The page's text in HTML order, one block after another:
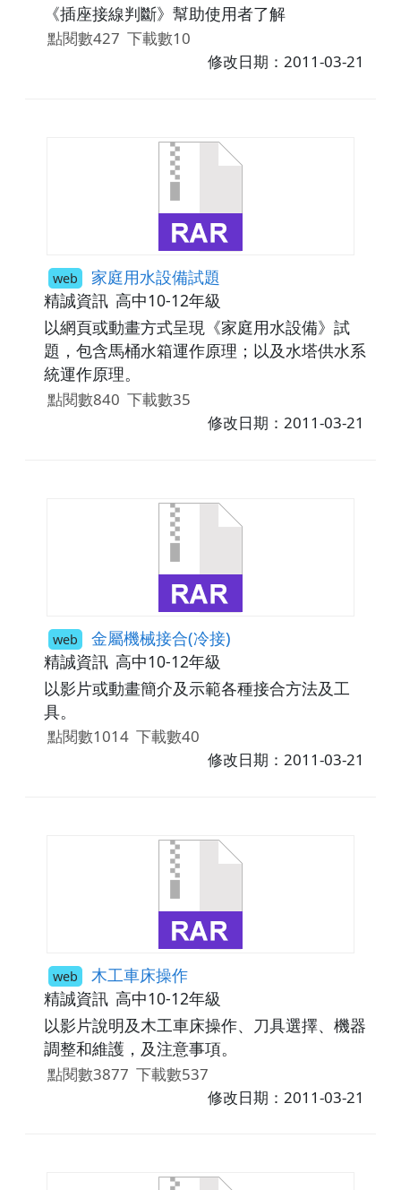
《插座接線判斷》幫助使用者了解
點閱數427 下載數10
修改日期：2011-03-21
web 家庭用水設備試題
精誠資訊 高中10-12年級
以網頁或動畫方式呈現《家庭用水設備》試
題，包含馬桶水箱運作原理；以及水塔供水系
統運作原理。
點閱數840 下載數35
修改日期：2011-03-21
web 金屬機械接合(冷接)
精誠資訊 高中10-12年級
以影片或動畫簡介及示範各種接合方法及工
具。
點閱數1014 下載數40
修改日期：2011-03-21
web 木工車床操作
精誠資訊 高中10-12年級
以影片說明及木工車床操作、刀具選擇、機器
調整和維護，及注意事項。
點閱數3877 下載數537
修改日期：2011-03-21